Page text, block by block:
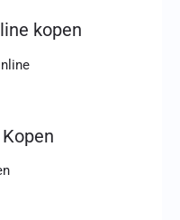
kopen